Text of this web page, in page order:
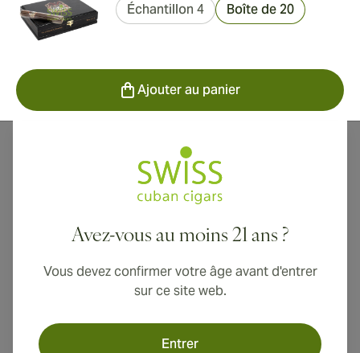
Échantillon 4 Boîte de 20
Ajouter au panier
Avez-vous au moins 21 ans ?
Vous devez confirmer votre âge avant d'entrer
sur ce site web.
Entrer
Les cigares Viva La Vida sont conçus pour ceux qui
"vivent la vie" avec enthousiasme et passion. Riches et
soyeux à la fois, ces cigares complexes et
une touche d'esprit dans votre journée. Chaque cigare
nicaraguayennes, ce qui en fait des puros
nicaraguayens agréablement accessibles pour les